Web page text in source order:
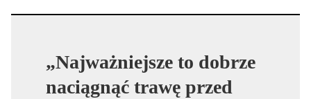
„Najważniejsze to dobrze
naciągnąć trawę przed